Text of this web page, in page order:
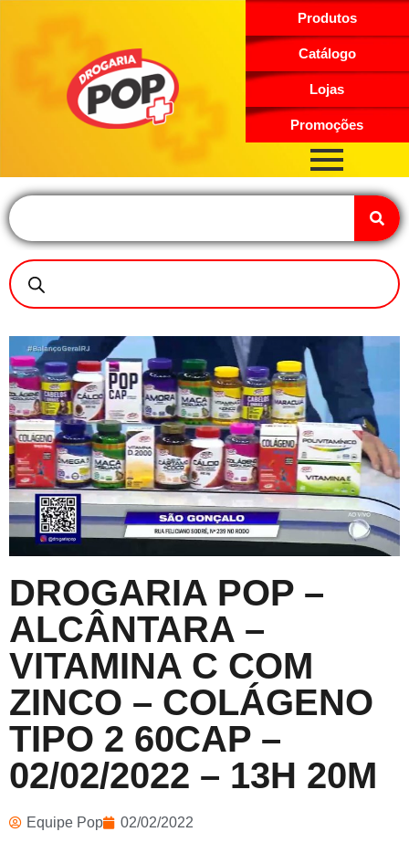
Produtos
Catálogo
Lojas
Promoções
DROGARIA POP –
ALCÂNTARA –
VITAMINA C COM
ZINCO – COLÁGENO
TIPO 2 60CAP –
02/02/2022 – 13H 20M
Equipe Pop 02/02/2022